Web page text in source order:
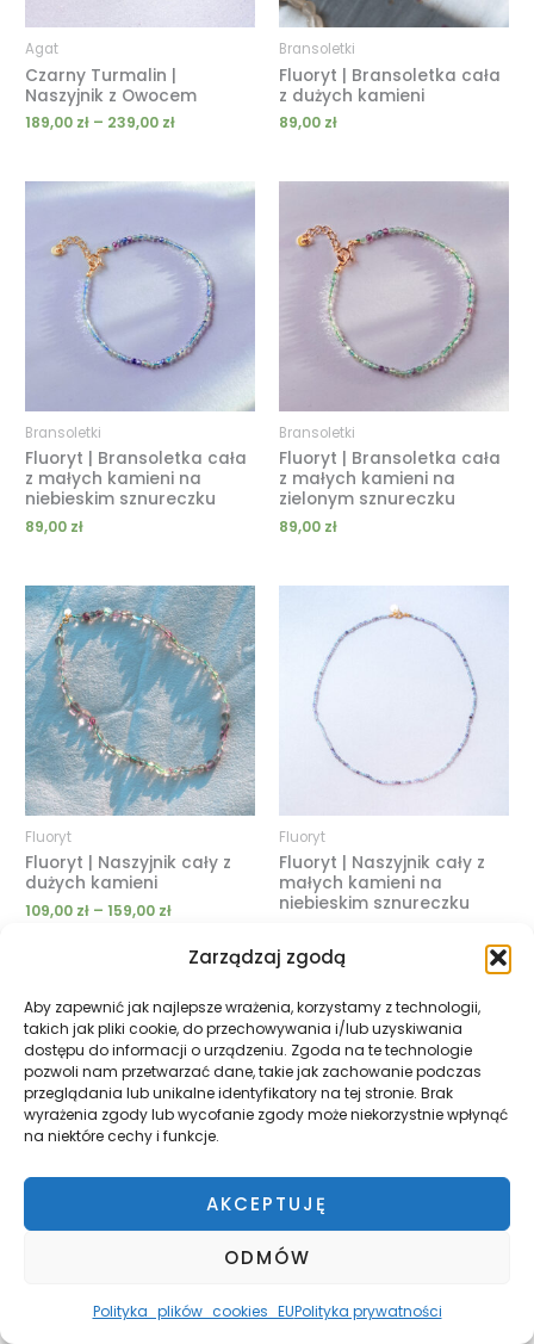
Zarządzaj zgodą
Aby zapewnić jak najlepsze wrażenia, korzystamy z technologii,
takich jak pliki cookie, do przechowywania i/lub uzyskiwania
dostępu do informacji o urządzeniu. Zgoda na te technologie
pozwoli nam przetwarzać dane, takie jak zachowanie podczas
przeglądania lub unikalne identyfikatory na tej stronie. Brak
wyrażenia zgody lub wycofanie zgody może niekorzystnie wpłynąć
na niektóre cechy i funkcje.
AKCEPTUJĘ
ODMÓW
Polityka_plików_cookies_EUPolityka prywatności
Agat
Czarny Turmalin |
Naszyjnik z Owocem
189,00 zł – 239,00 zł
Bransoletki
Fluoryt | Bransoletka cała
z dużych kamieni
89,00 zł
Bransoletki
Fluoryt | Bransoletka cała
z małych kamieni na
niebieskim sznureczku
89,00 zł
Bransoletki
Fluoryt | Bransoletka cała
z małych kamieni na
zielonym sznureczku
89,00 zł
Fluoryt
Fluoryt | Naszyjnik cały z
dużych kamieni
109,00 zł – 159,00 zł
Zakres
cen:
od
109,00 zł
do
159,00 zł
Fluoryt
Fluoryt | Naszyjnik cały z
małych kamieni na
niebieskim sznureczku
od
119,00 zł
189,00 zł
Fluoryt | Naszyjnik cały z
zielonym sznureczku
Zakres
cen:
od
119,00 zł
do
189,00 zł
Granat | Bransoletka z
139,00zł